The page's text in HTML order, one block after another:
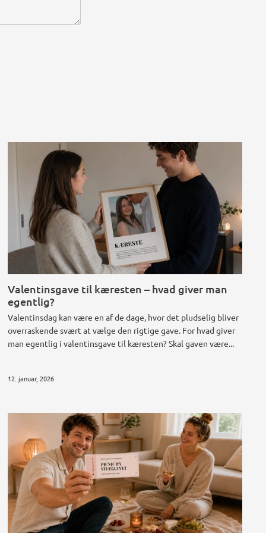
Valentinsgave til kæresten – hvad giver man
egentlig?
Valentinsdag kan være en af de dage, hvor det pludselig bliver
overraskende svært at vælge den rigtige gave. For hvad giver
man egentlig i valentinsgave til kæresten? Skal gaven være...
12. januar, 2026